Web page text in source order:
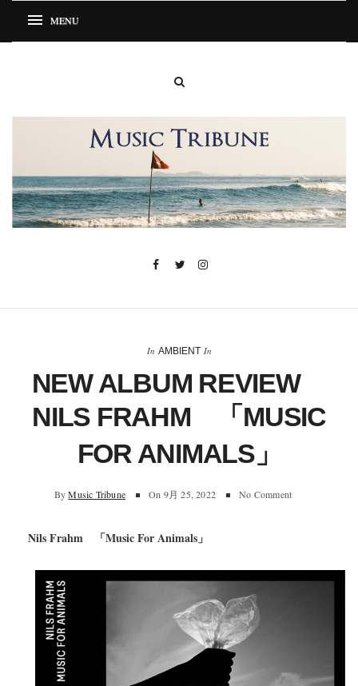
In AMBIENT In
NEW ALBUM REVIEW
NILS FRAHM 「MUSIC
FOR ANIMALS」
By Music Tribune On 9月 25, 2022 No Comment
Nils Frahm 「Music For Animals」